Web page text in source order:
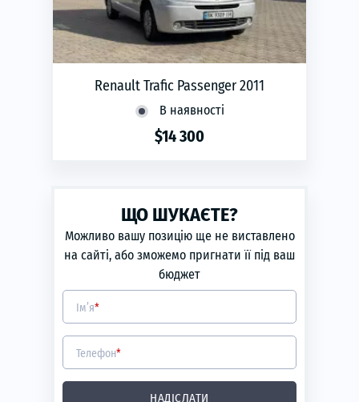
Renault Trafic Passenger 2011
В наявності
$14 300
ЩО ШУКАЄТЕ?
Можливо вашу позицію ще не виставлено
на сайті, або зможемо пригнати її під ваш
бюджет
Ім’я*
Телефон*
НАДІСЛАТИ